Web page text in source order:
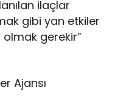
ilaçlar
gibi yan etkiler
gerekir”
Ajansı